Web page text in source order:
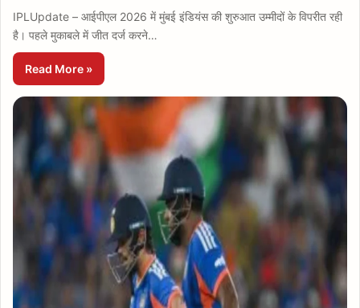
IPLUpdate – आईपीएल 2026 में मुंबई इंडियंस की शुरुआत उम्मीदों के विपरीत रही
है। पहले मुकाबले में जीत दर्ज करने…
Read More »